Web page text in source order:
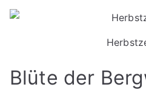
Blüte der